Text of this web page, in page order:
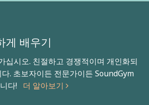
게 배우기
십시오. 친절하고 경쟁적이며 개인화되
. 초보자이든 전문가이든 SoundGym
다! 더 알아보기